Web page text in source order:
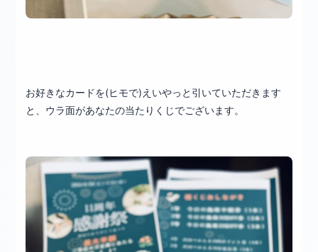
お好きなカードを(ヒモで)えいやっと引いていただきます
と、ウラ面があなたの当たりくじでございます。